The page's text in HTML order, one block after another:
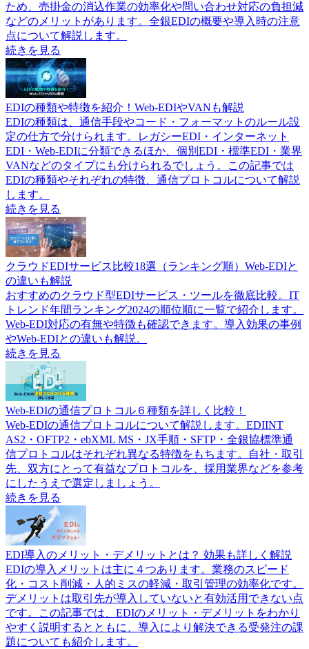
ため、売掛金の消込作業の効率化や問い合わせ対応の負担減
などのメリットがあります。全銀EDIの概要や導入時の注意
点について解説します。
続きを見る
EDIの種類や特徴を紹介！Web-EDIやVANも解説
EDIの種類は、通信手段やコード・フォーマットのルール設
定の仕方で分けられます。レガシーEDI・インターネット
EDI・Web-EDIに分類できるほか、個別EDI・標準EDI・業界
VANなどのタイプにも分けられるでしょう。この記事では
EDIの種類やそれぞれの特徴、通信プロトコルについて解説
します。
続きを見る
クラウドEDIサービス比較18選（ランキング順）Web-EDIと
の違いも解説
おすすめのクラウド型EDIサービス・ツールを徹底比較。IT
トレンド年間ランキング2024の順位順に一覧で紹介します。
Web-EDI対応の有無や特徴も確認できます。導入効果の事例
やWeb-EDIとの違いも解説。
続きを見る
Web-EDIの通信プロトコル６種類を詳しく比較！
Web-EDIの通信プロトコルについて解説します。EDIINT
AS2・OFTP2・ebXML MS・JX手順・SFTP・全銀協標準通
信プロトコルはそれぞれ異なる特徴をもちます。自社・取引
先、双方にとって有益なプロトコルを、採用業界などを参考
にしたうえで選定しましょう。
続きを見る
EDI導入のメリット・デメリットとは？ 効果も詳しく解説
EDIの導入メリットは主に４つあります。業務のスピード
化・コスト削減・人的ミスの軽減・取引管理の効率化です。
デメリットは取引先が導入していないと有効活用できない点
です。この記事では、EDIのメリット・デメリットをわかり
やすく説明するとともに、導入により解決できる受発注の課
題についても紹介します。